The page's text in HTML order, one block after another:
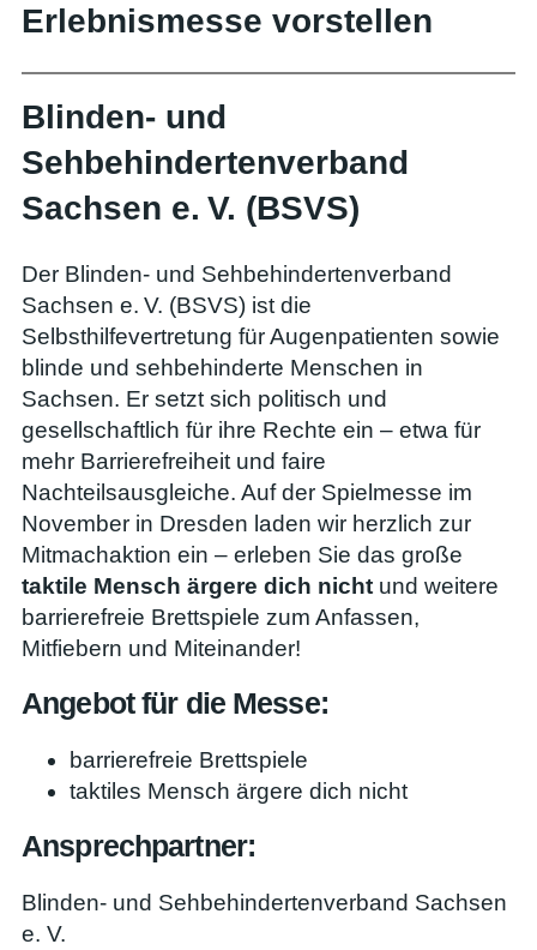
Erlebnismesse vorstellen
Blinden- und
Sehbehindertenverband
Sachsen e. V. (BSVS)
Der Blinden- und Sehbehindertenverband
Sachsen e. V. (BSVS) ist die
Selbsthilfevertretung für Augenpatienten sowie
blinde und sehbehinderte Menschen in
Sachsen. Er setzt sich politisch und
gesellschaftlich für ihre Rechte ein – etwa für
mehr Barrierefreiheit und faire
Nachteilsausgleiche. Auf der Spielmesse im
November in Dresden laden wir herzlich zur
Mitmachaktion ein – erleben Sie das große
taktile Mensch ärgere dich nicht und weitere
barrierefreie Brettspiele zum Anfassen,
Mitfiebern und Miteinander!
Angebot für die Messe:
barrierefreie Brettspiele
taktiles Mensch ärgere dich nicht
Ansprechpartner:
Blinden- und Sehbehindertenverband Sachsen
e. V.